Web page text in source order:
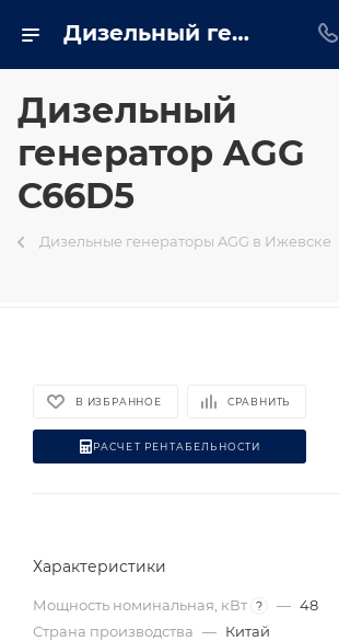
Дизельный генератор AGG C66D5 на базе двигателя Cummins - купить в Ижевске генератор 48 квт в интернет магазине - izhevsk.trustenergo.ru
Дизельный
генератор AGG
C66D5
Дизельные генераторы AGG в Ижевске
В ИЗБРАННОЕ СРАВНИТЬ
РАСЧЕТ РЕНТАБЕЛЬНОСТИ
Характеристики
Мощность номинальная, кВт ? — 48
Страна производства — Китай